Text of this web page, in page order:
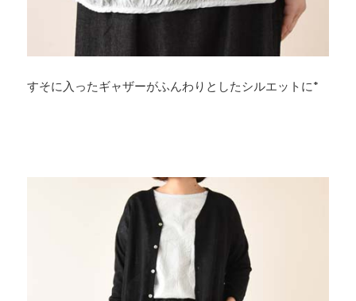
すそに入ったギャザーがふんわりとしたシルエットに*